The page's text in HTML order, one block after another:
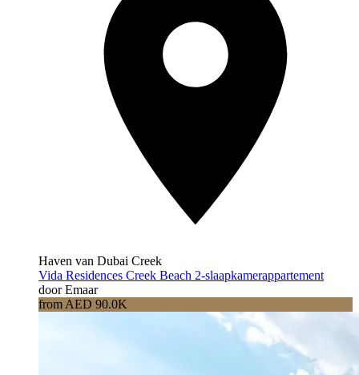
Haven van Dubai Creek
Vida Residences Creek Beach 2-slaapkamerappartement
door Emaar
from AED 90.0K